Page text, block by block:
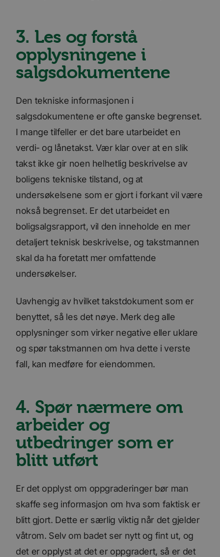
3. Les og forstå
opplysningene i
salgsdokumentene
Den tekniske informasjonen i
salgsdokumentene er ofte ganske begrenset.
I mange tilfeller er det bare utarbeidet en
verdi- og lånetakst. Vær klar over at en slik
takst ikke gir noen helhetlig beskrivelse av
boligens tekniske tilstand, og at
undersøkelsene som er gjort i forkant vil være
nokså begrenset. Er det utarbeidet en
boligsalgsrapport, vil den inneholde en mer
detaljert teknisk beskrivelse, og takstmannen
skal da ha foretatt mer omfattende
undersøkelser.
Uavhengig av hvilket takstdokument som er
benyttet, så les det nøye. Merk deg alle
opplysninger som virker negative eller uklare
og spør takstmannen om hva dette i verste
fall, kan medføre for eiendommen.
4. Spør nærmere om
arbeider og
utbedringer som er
blitt utført
Er det opplyst om oppgraderinger bør man
skaffe seg informasjon om hva som faktisk er
blitt gjort. Dette er særlig viktig når det gjelder
våtrom. Selv om badet ser nytt og fint ut, og
det er opplyst at det er oppgradert, så er det